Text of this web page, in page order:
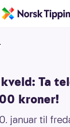
Ta
kroner!
januar til